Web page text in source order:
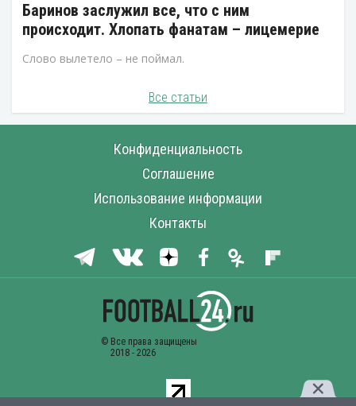
Баринов заслужил все, что с ним
происходит. Хлопать фанатам – лицемерие
Слово вылетело – не поймал.
Все статьи
Конфиденциальность
Соглашение
Использование информации
Контакты